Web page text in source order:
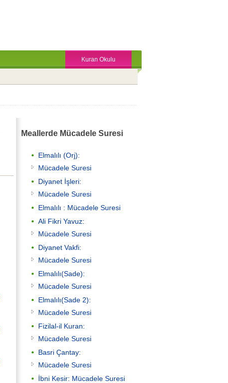
Kuran Okulu
Meallerde Mücadele Suresi
Elmalılı (Orj):
Mücadele Suresi
Diyanet İşleri:
Mücadele Suresi
Elmalılı : Mücadele Suresi
Ali Fikri Yavuz:
Mücadele Suresi
Diyanet Vakfi:
Mücadele Suresi
Elmalılı(Sade):
Mücadele Suresi
Elmalılı(Sade 2):
Mücadele Suresi
Fizilal-il Kuran:
Mücadele Suresi
Basri Çantay:
Mücadele Suresi
İbni Kesir: Mücadele Suresi